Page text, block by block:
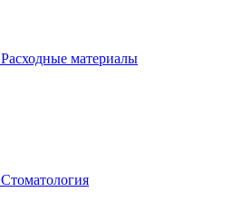
Расходные материалы
Стоматология